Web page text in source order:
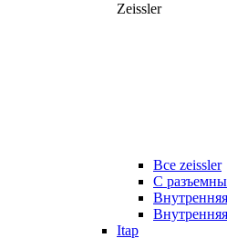
Zeissler
Все zeissler
С
Itap